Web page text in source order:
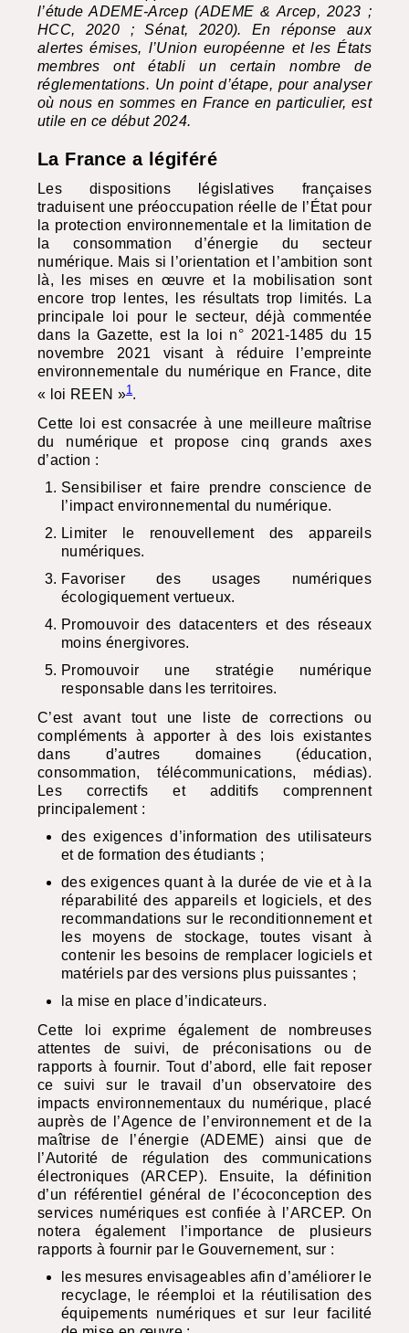
l’étudeADEME-Arcep (ADEME & Arcep, 2023 ;
HCC, 2020 ; Sénat, 2020). En réponse aux
alertes émises, l’Union européenne et les États
membres ont établi un certain nombre de
réglementations. Un point d’étape, pour analyser
où nous en sommes en France en particulier, est
utile en ce début 2024.
La France a légiféré
Les dispositions législatives françaises
traduisent une préoccupation réelle de l’État pour
la protection environnementale et la limitation de
la consommation d’énergie du secteur
numérique. Mais si l’orientation et l’ambition sont
là, les mises en œuvre et la mobilisation sont
encore trop lentes, les résultats trop limités. La
principale loi pour le secteur, déjà commentée
dans la Gazette, est la loi n° 2021-1485 du 15
novembre 2021 visant à réduire l’empreinte
environnementale du numérique en France, dite
« loi REEN »1.
Cette loi est consacrée à une meilleure maîtrise
du numérique et propose cinq grands axes
d’action :
Sensibiliser et faire prendre conscience de
l’impact environnemental du numérique.
Limiter le renouvellement des appareils
numériques.
Favoriser des usages numériques
écologiquement vertueux.
Promouvoir des datacenters et des réseaux
moins énergivores.
Promouvoir une stratégie numérique
responsable dans les territoires.
C’est avant tout une liste de corrections ou
compléments à apporter à des lois existantes
dans d’autres domaines (éducation,
consommation, télécommunications, médias).
Les correctifs et additifs comprennent
principalement :
des exigences d’information des utilisateurs
et de formation des étudiants ;
des exigences quant à la durée de vie et à la
réparabilité des appareils et logiciels, et des
recommandations sur le reconditionnement et
les moyens de stockage, toutes visant à
contenir les besoins de remplacer logiciels et
matériels par des versions plus puissantes ;
la mise en place d’indicateurs.
Cette loi exprime également de nombreuses
attentes de suivi, de préconisations ou de
rapports à fournir. Tout d’abord, elle fait reposer
ce suivi sur le travail d’un observatoire des
impacts environnementaux du numérique, placé
auprès de l’Agence de l’environnement et de la
maîtrise de l’énergie (ADEME) ainsi que de
l’Autorité de régulation des communications
électroniques (ARCEP). Ensuite, la définition
d’un référentiel général de l’écoconception des
services numériques est confiée à l’ARCEP. On
notera également l’importance de plusieurs
rapports à fournir par le Gouvernement, sur :
les mesures envisageables afin d’améliorer le
recyclage, le réemploi et la réutilisation des
équipements numériques et sur leur facilité